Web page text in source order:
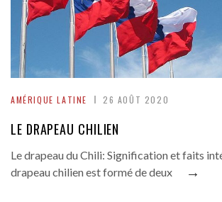
AMÉRIQUE LATINE 26 AOÛT 2020
LE DRAPEAU CHILIEN
Le drapeau du Chili: Signification et faits
drapeau chilien est formé de deux
→